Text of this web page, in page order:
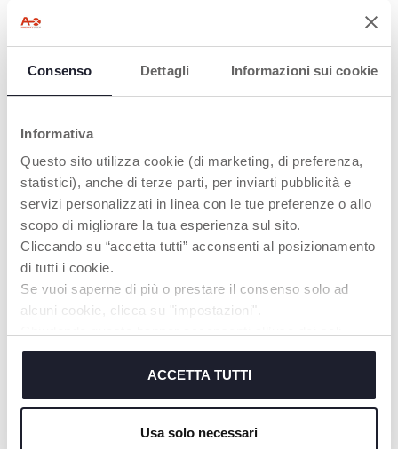
Consenso Dettagli Informazioni sui cookie
Informativa
Questo sito utilizza cookie (di marketing, di preferenza,
statistici), anche di terze parti, per inviarti pubblicità e
servizi personalizzati in linea con le tue preferenze o allo
scopo di migliorare la tua esperienza sul sito.
Cliccando su “accetta tutti” acconsenti al posizionamento
di tutti i cookie.
Se vuoi saperne di più o prestare il consenso solo ad
alcuni cookie, clicca su "impostazioni".
cookie tecnici, indispensabili per fruire del servizio
ACCETTA TUTTI
Usa solo necessari
HER
Luftdurchfluss und
verringern das
Ansammeln von
Speichel.
PhysioForma Schnuller
fördern alle
lebenswichtigen
Mundfunktionen für ein
gesundes Wachstum:
SAUGEN, ATMEN,
MEHR ERFAHREN
PRODUKTE, DIE SIE INTERESSIEREN